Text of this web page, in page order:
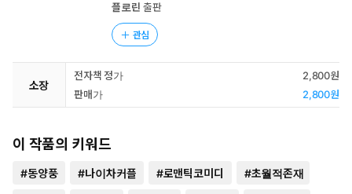
플로린 출판
관심
소장
전자책 정가
2,800원
판매가
2,800원
이 작품의 키워드
#동양풍 #나이차커플 #로맨틱코미디 #초월적존재